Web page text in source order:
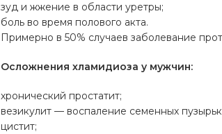
зуд и жжение в области уретры;
боль во время полового акта.
Примерно в 50% случаев заболевание
Осложнения хламидиоза у мужчин:
хронический простатит;
везикулит — воспаление семенных
цистит;